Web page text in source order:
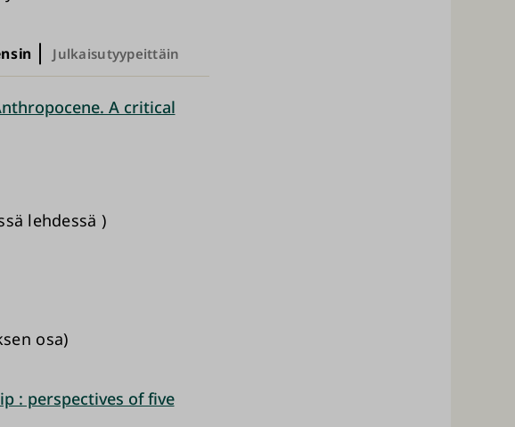
Julkaisutyypeittäin
A critical
lehdessä )
osa)
: perspectives of five